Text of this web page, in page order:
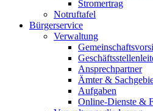
Stromertrag
Notruftafel
Bürgerservice
Verwaltung
Ansprechpartner
Ämter &
Aufgaben
Online-Dienste &